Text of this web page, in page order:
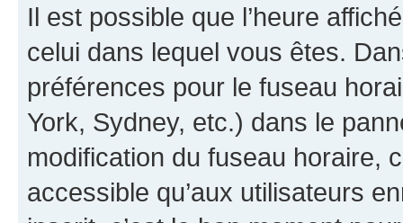
Il est possible que l’heure
celui dans lequel vous êtes.
préférences pour le fuseau
York, Sydney, etc.) dans le
modification du fuseau horaire,
accessible qu’aux utilisateurs